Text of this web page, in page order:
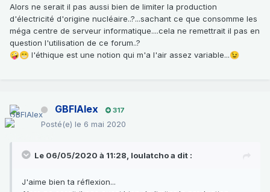
Alors ne serait il pas aussi bien de limiter la production
d'électricité d'origine nucléaire..?...sachant ce que consomme les
méga centre de serveur informatique....cela ne remettrait il pas en
question l'utilisation de ce forum..?
🤪😁 l'éthique est une notion qui m'a l'air assez variable...😉
GBFIAlex 317
Posté(e) le 6 mai 2020
Le 06/05/2020 à 11:28, loulatchoa dit :
J'aime bien ta réflexion...